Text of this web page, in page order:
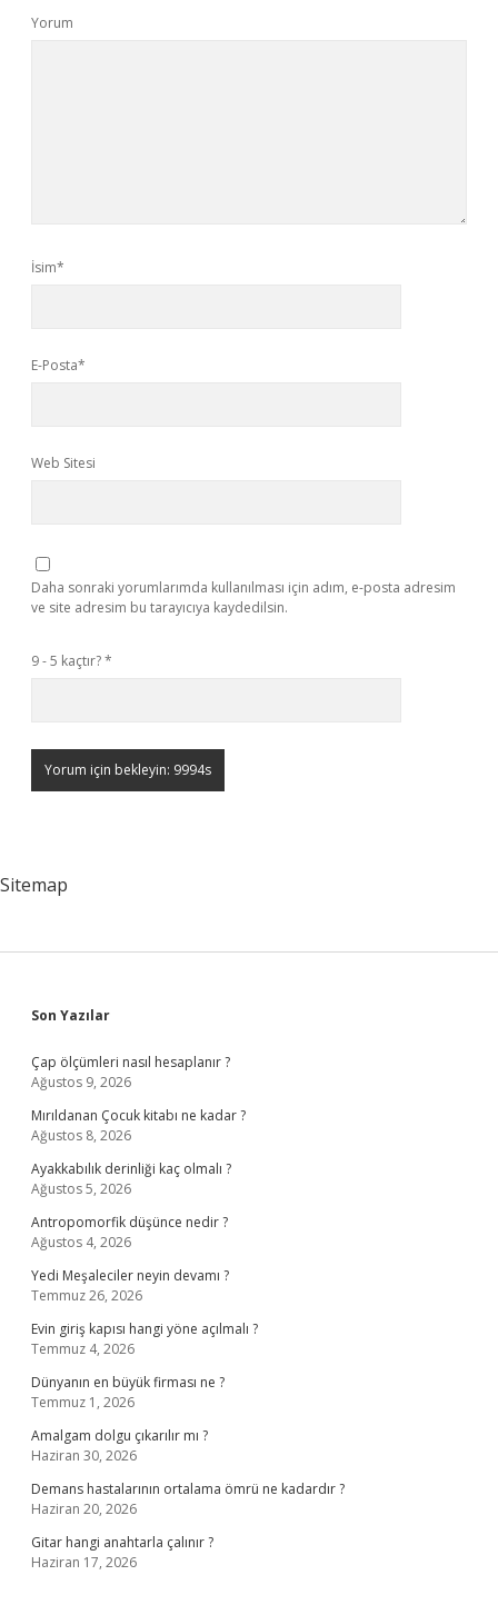
Yorum
İsim*
E-Posta*
Web Sitesi
Daha sonraki yorumlarımda kullanılması için adım, e-posta adresim
ve site adresim bu tarayıcıya kaydedilsin.
9 - 5 kaçtır?*
Sitemap
Sidebar
Son Yazılar
Çap ölçümleri nasıl hesaplanır ?
Ağustos 9, 2026
Mırıldanan Çocuk kitabı ne kadar ?
Ağustos 8, 2026
Ayakkabılık derinliği kaç olmalı ?
Ağustos 5, 2026
Antropomorfik düşünce nedir ?
Ağustos 4, 2026
Yedi Meşaleciler neyin devamı ?
Temmuz 26, 2026
Evin giriş kapısı hangi yöne açılmalı ?
Temmuz 4, 2026
Dünyanın en büyük firması ne ?
Temmuz 1, 2026
Amalgam dolgu çıkarılır mı ?
Haziran 30, 2026
Demans hastalarının ortalama ömrü ne kadardır ?
Haziran 20, 2026
Gitar hangi anahtarla çalınır ?
Haziran 17, 2026